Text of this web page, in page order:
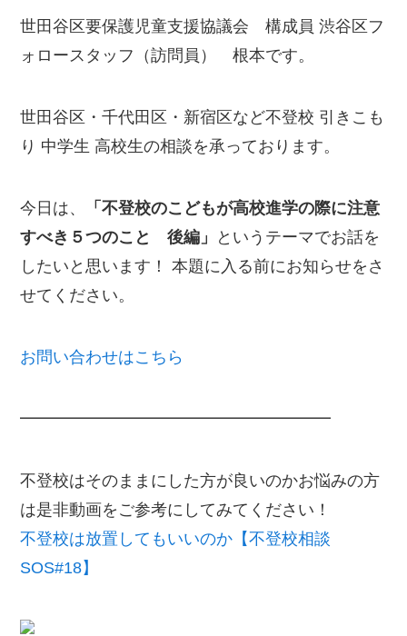
世田谷区要保護児童支援協議会 構成員 渋谷区フ
ォロースタッフ（訪問員） 根本です。
世田谷区・千代田区・新宿区など不登校 引きこも
り 中学生 高校生の相談を承っております。
今日は、
「不登校のこどもが高校進学の際に注意
すべき５つのこと 後編」
というテーマでお話を
したいと思います！ 本題に入る前にお知らせをさ
せてください。
お問い合わせはこちら
━━━━━━━━━━━━━━━━━━━
不登校はそのままにした方が良いのかお悩みの方
は是非動画をご参考にしてみてください！
不登校は放置してもいいのか【不登校相談
SOS#18】